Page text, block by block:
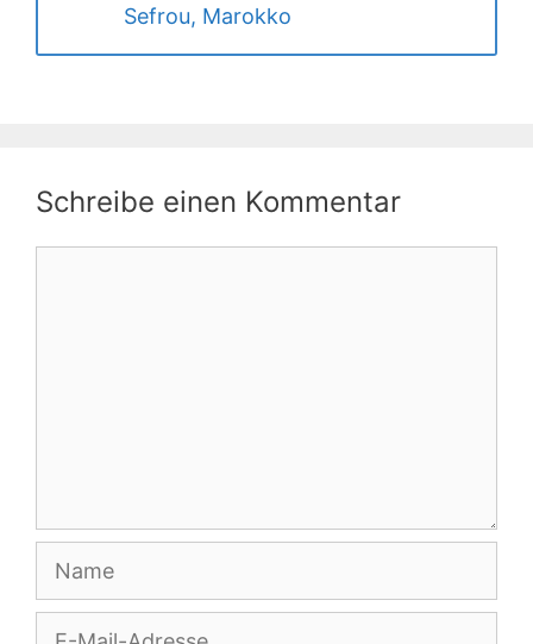
Sefrou, Marokko
Schreibe einen Kommentar